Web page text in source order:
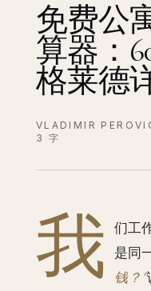
免费公
算器：
格莱德
VLADIMIR
3 字
我
们工
是同
钱？”